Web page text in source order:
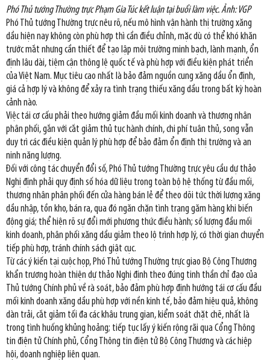
Phó Thủ tướng Thường trực Phạm Gia Túc kết luận tại buổi làm việc. Ảnh: VGP
Phó Thủ tướng Thường trực nêu rõ, nếu mô hình vận hành thị trường xăng
dầu hiện nay không còn phù hợp thì cần điều chỉnh, mặc dù có thể khó khăn
trước mắt nhưng cần thiết để tạo lập môi trường minh bạch, lành mạnh, ổn
định lâu dài, tiệm cận thông lệ quốc tế và phù hợp với điều kiện phát triển
của Việt Nam. Mục tiêu cao nhất là bảo đảm nguồn cung xăng dầu ổn định,
giá cả hợp lý và không để xảy ra tình trạng thiếu xăng dầu trong bất kỳ hoàn
cảnh nào.
Việc tái cơ cấu phải theo hướng giảm đầu mối kinh doanh và thương nhân
phân phối, gắn với cắt giảm thủ tục hành chính, chi phí tuân thủ, song vẫn
duy trì các điều kiện quản lý phù hợp để bảo đảm ổn định thị trường và an
ninh năng lượng.
Đối với công tác chuyển đổi số, Phó Thủ tướng Thường trực yêu cầu dự thảo
Nghị định phải quy định số hóa dữ liệu trong toàn bộ hệ thống từ đầu mối,
thương nhân phân phối đến cửa hàng bán lẻ để theo dõi tức thời lượng xăng
dầu nhập, tồn kho, bán ra, qua đó ngăn chặn tình trạng găm hàng khi biến
động giá; thể hiện rõ sự đổi mới phương thức điều hành; số lượng đầu mối
kinh doanh, phân phối xăng dầu giảm theo lộ trình hợp lý, có thời gian chuyển
tiếp phù hợp, tránh chính sách giật cục.
Từ các ý kiến tại cuộc họp, Phó Thủ tướng Thường trực giao Bộ Công Thương
khẩn trương hoàn thiện dự thảo Nghị định theo đúng tinh thần chỉ đạo của
Thủ tướng Chính phủ về rà soát, bảo đảm phù hợp định hướng tái cơ cấu đầu
mối kinh doanh xăng dầu phù hợp với nền kinh tế, bảo đảm hiệu quả, không
dàn trải, cắt giảm tối đa các khâu trung gian, kiểm soát chặt chẽ, nhất là
trong tình huống khủng hoảng; tiếp tục lấy ý kiến rộng rãi qua Cổng Thông
tin điện tử Chính phủ, Cổng Thông tin điện tử Bộ Công Thương và các hiệp
hội, doanh nghiệp liên quan.